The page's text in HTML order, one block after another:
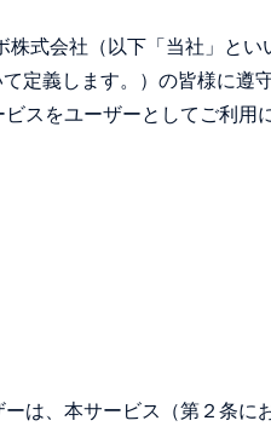
式会社（以下「当社」と
定義します。）の皆様に遵
スをユーザーとしてご利用
は、本サービス（第２条に